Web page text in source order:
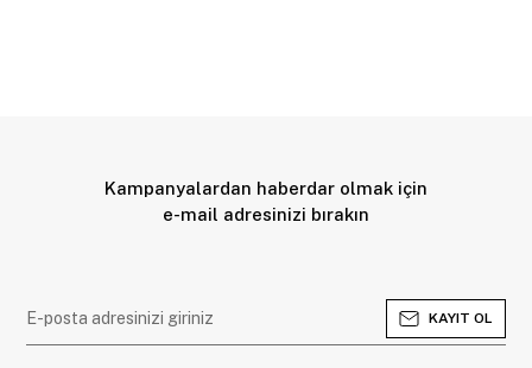
Kampanyalardan haberdar olmak için
e-mail adresinizi bırakın
KAYIT OL